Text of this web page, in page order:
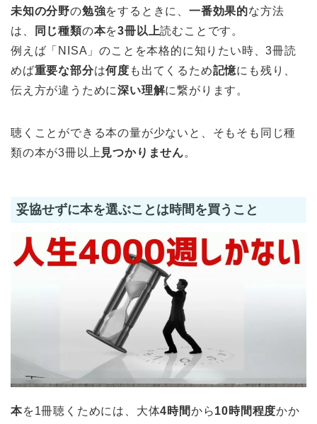
未知の分野の勉強をするときに、一番効果的な方法
は、
同じ種類の本を3冊以上読むことです。
例えば「NISA」のことを本格的に知りたい時、3冊読
めば重要な部分は何度 も出てくるため記憶にも残り、
伝え方が違うために深い理解に繋がります。
聴くことができる本の量が少ないと、そもそも同じ種
類の本が3冊以上 見つかりません。
妥協せずに本を選ぶことは時間を買うこと
本を1冊聴くためには、大体4時間から10時間程度かか